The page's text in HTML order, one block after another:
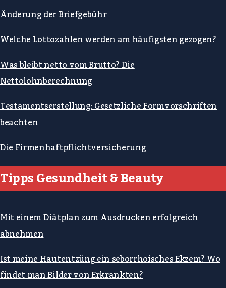
Änderung der Briefgebühr
Welche Lottozahlen werden am häufigsten gezogen?
Was bleibt netto vom Brutto? Die
Nettolohnberechnung
Testamentserstellung: Gesetzliche Formvorschriften
beachten
Die Firmenhaftpflichtversicherung
Tipps Gesundheit & Beauty
Mit einem Diätplan zum Ausdrucken erfolgreich
abnehmen
Ist meine Hautentzüng ein seborrhoisches Ekzem? Wo
findet man Bilder von Erkrankten?